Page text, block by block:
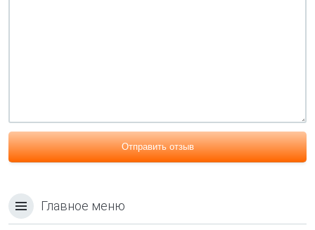
Отправить отзыв
Главное меню